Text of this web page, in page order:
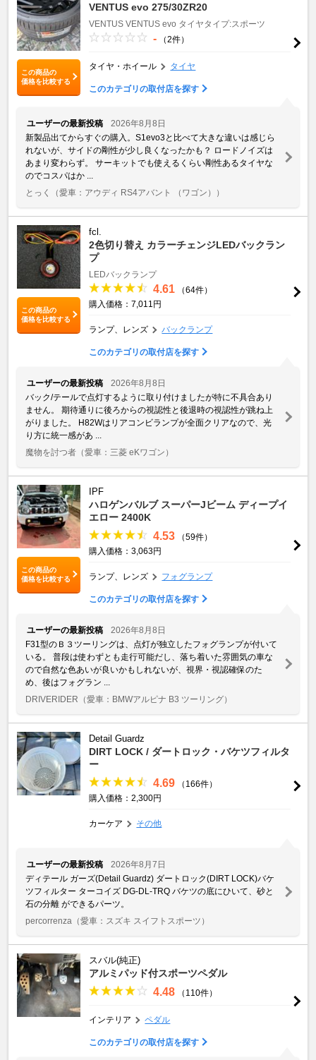
この商品の
価格を比較する
VENTUS evo 275/30ZR20
VENTUS VENTUS evo タイヤタイプ:スポーツ
- （2件）
タイヤ・ホイール タイヤ
このカテゴリの取付店を探す
ユーザーの最新投稿
2026年8月8日
新製品出てからすぐの購入。S1evo3と比べて大きな違いは感じら
れないが、サイドの剛性が少し良くなったかも？ ロードノイズは
あまり変わらず。 サーキットでも使えるくらい剛性あるタイヤな
のでコスパはか ...
とっく
（愛車：アウディ RS4アバント （ワゴン））
この商品の
価格を比較する
fcl.
2色切り替え カラーチェンジLEDバックラン
プ
LEDバックランプ
4.61
（64件）
購入価格：7,011円
ランプ、レンズ バックランプ
このカテゴリの取付店を探す
ユーザーの最新投稿
2026年8月8日
バック/テールで点灯するように取り付けましたが特に不具合あり
ません。 期待通りに後ろからの視認性と後退時の視認性が跳ね上
がりました。 H82Wはリアコンビランプが全面クリアなので、光
り方に統一感があ ...
魔物を討つ者 （愛車：三菱 eKワゴン）
この商品の
価格を比較する
IPF
ハロゲンバルブ スーパーJビーム ディープイ
エロー 2400K
4.53
（59件）
購入価格：3,063円
ランプ、レンズ フォグランプ
このカテゴリの取付店を探す
ユーザーの最新投稿
2026年8月8日
F31型のＢ３ツーリングは、点灯が独立したフォグランプが付いて
いる。 普段は使わずとも走行可能だし、落ち着いた雰囲気の車な
ので自然な色あいが良いかもしれないが、視界・視認確保のた
め、後はフォグラン ...
DRIVERIDER （愛車：BMWアルピナ B3 ツーリング）
Detail Guardz
DIRT LOCK / ダートロック・バケツフィルタ
ー
4.69
（166件）
購入価格：2,300円
カーケア その他
ユーザーの最新投稿
2026年8月7日
ディテール ガーズ(Detail Guardz) ダートロック(DIRT LOCK)バケ
ツフィルター ターコイズ DG-DL-TRQ バケツの底にひいて、砂と
石の分離 ができるパーツ。
percorrenza （愛車：スズキ スイフトスポーツ）
スバル(純正)
アルミパッド付スポーツペダル
4.48 （110件）
インテリア ペダル
このカテゴリの取付店を探す